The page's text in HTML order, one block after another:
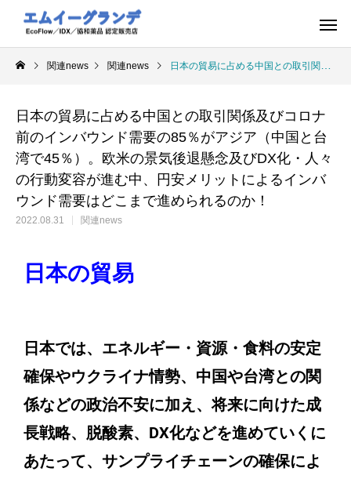
関連news 関連news 日本の貿易に占める中国との取引関係及びコロナ前のインバウンド需要の85％がアジア（中国と台湾で45％）。欧米の景気後退懸念及びDX化・人々の行動変容が進む中、円安メリットによるインバウンド需要はどこまで進められるのか！
日本の貿易に占める中国との取引関係及びコロナ
前のインバウンド需要の85％がアジア（中国と台
湾で45％）。欧米の景気後退懸念及びDX化・人々
の行動変容が進む中、円安メリットによるインバ
ウンド需要はどこまで進められるのか！
2022.08.31 関連news
日本の貿易
日本では、エネルギー・資源・食料の安定
確保やウクライナ情勢、中国や台湾との関
係などの政治不安に加え、将来に向けた成
長戦略、脱酸素、DX化などを進めていくに
あたって、サンプライチェーンの確保によ